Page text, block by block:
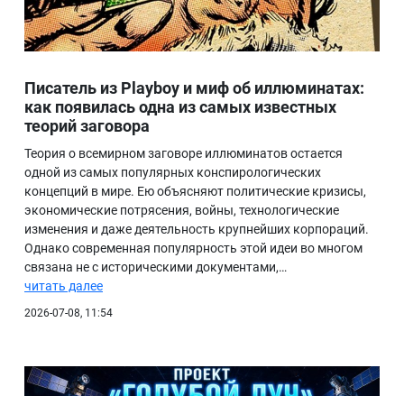
Писатель из Playboy и миф об иллюминатах:
как появилась одна из самых известных
теорий заговора
Теория о всемирном заговоре иллюминатов остается
одной из самых популярных конспирологических
концепций в мире. Ею объясняют политические кризисы,
экономические потрясения, войны, технологические
изменения и даже деятельность крупнейших корпораций.
Однако современная популярность этой идеи во многом
связана не с историческими документами,…
читать далее
2026-07-08, 11:54